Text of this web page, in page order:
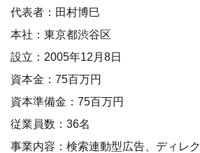
代表者：田村博巳
本社：東京都渋谷区
設立：2005年12月8日
資本金：75百万円
資本準備金：75百万円
従業員数：36名
事業内容：検索連動型広告、ディレ